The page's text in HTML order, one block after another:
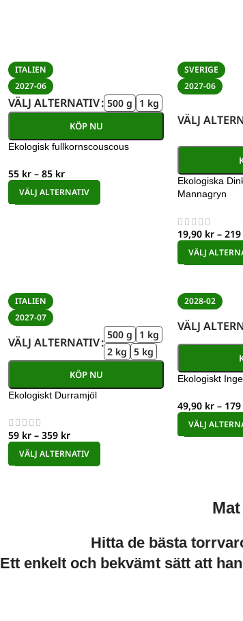
ITALIEN
2027-06
VÄLJ ALTERNATIV 500 g 1 kg
KÖP NU
Ekologisk fullkornscouscous
55 kr – 85 kr
VÄLJ ALTERNATIV
SVERIGE
2027-06
VÄLJ
Ekologiska
Mannagryn
19,90 kr – 219
VÄLJ
ITALIEN
2027-07
VÄLJ ALTERNATIV
500 g
1 kg
2 kg 5 kg
KÖP NU
Ekologiskt Durramjöl
59 kr – 359 kr
VÄLJ ALTERNATIV
2028-02
VÄLJ
Ekologiskt
49,90 kr – 179
VÄLJ
Hitta de bästa
Ett enkelt och bekvämt sätt att